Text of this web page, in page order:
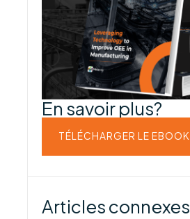
En savoir plus?
TÉLÉCHARGER LE EBOOK
Articles connexes